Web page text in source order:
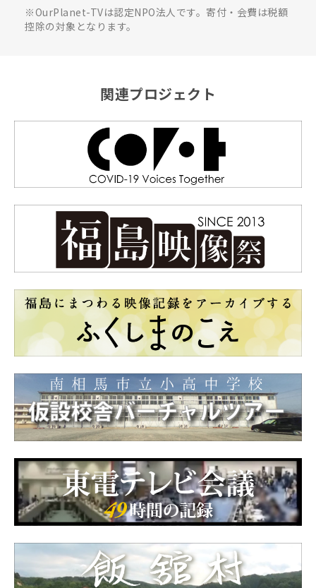
※OurPlanet-TVは認定NPO法人です。寄付・会費は税額
控除の対象となります。
関連プロジェクト